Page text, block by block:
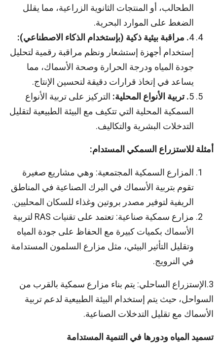
الطحالب، أو المنتجات الثانوية الزراعية، مما يقلل
الضغط على الموارد البحرية.
4. مراقبة بيئية ذكية (بإستخدام الذكاء الاصطناعي):
إستخدام أجهزة إستشعار ونظم مراقبة رقمية لتحليل
جودة المياه ودرجة الحرارة وصحة الأسماك، مما
يساعد في إتخاذ قرارات دقيقة لتحسين الإنتاج.
5. تربية الأنواع المحلية: التركيز على تربية الأنواع
السمكية المحلية التي تتكيف مع البيئة الطبيعية لتقليل
التدخلات البشرية والتكاليف.
أمثلة للاستزراع السمكي المستدام:
المزارع السمكية المجتمعية: وهي مشاريع صغيرة
تقوم بتربية الأسماك في البرك الصناعية في المناطق
الريفية لتوفير مصدر بروتين وغذاء للسكان المحليين.
مزارع سمكية صناعية: تعتمد على تقنيات RAS لتربية
الأسماك بكميات كبيرة مع الحفاظ على جودة المياه
وتقليل التأثير البيئي، مثل مزارع السلمون المستدامة
في النرويج.
3.الإستزراع الساحلي: يتم بناء مزارع سمكية بالقرب من
السواحل، حيث يتم إستخدام البيئة الطبيعية لدعم تربية
الأسماك مع تقليل التدخلات الصناعية.
تسميد المياه ودورها في التنمية المستدامة